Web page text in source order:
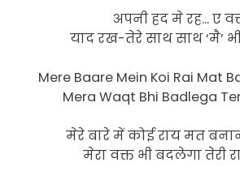
अपनी हद मे रह… ए
याद रख-तेरे साथ साथ ‘मै’
Mere Baare Mein Koi Rai Mat
Mera Waqt Bhi Badlega
मेरे बारे में कोई राय मत
मेरा वक्त भी बदलेगा तेरी